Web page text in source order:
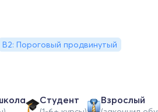
B2: Пороговый продвинутый
Студент Взрослый